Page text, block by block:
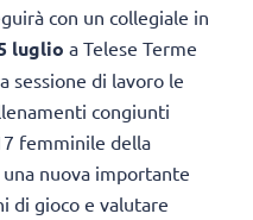
con un collegiale in
luglio a Telese Terme
sessione di lavoro le
congiunti
femminile della
nuova importante
di gioco e valutare